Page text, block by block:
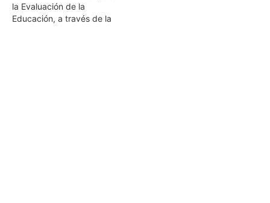
la Evaluación de la
Educación, a través de la